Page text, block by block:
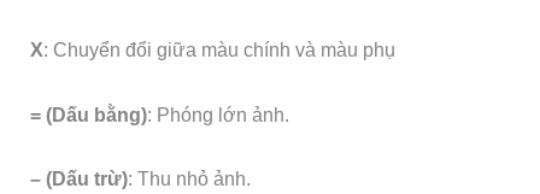
X: Chuyển đổi giữa màu chính và màu phụ
= (Dấu bằng): Phóng lớn ảnh.
– (Dấu trừ): Thu nhỏ ảnh.